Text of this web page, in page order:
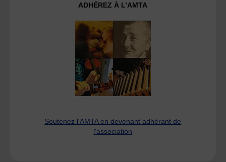
ADHÉREZ À L’AMTA
Soutenez l'AMTA en devenant adhérant de
l'association